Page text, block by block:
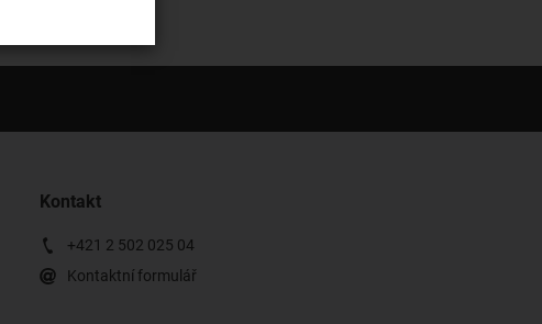
Kontakt
+421 2 502 025 04
Kontaktní formulář